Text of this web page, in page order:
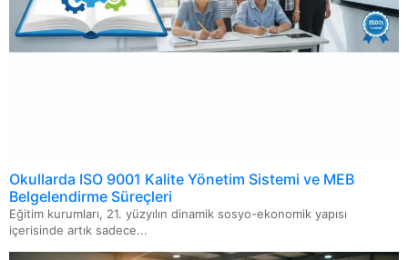
Okullarda ISO 9001 Kalite Yönetim Sistemi ve MEB
Belgelendirme Süreçleri
Eğitim kurumları, 21. yüzyılın dinamik sosyo-ekonomik yapısı
içerisinde artık sadece...